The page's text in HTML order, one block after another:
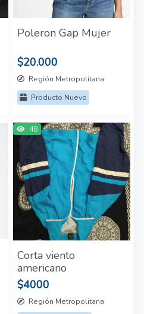
Poleron Gap Mujer
$20.000
Región Metropolitana
Producto Nuevo
48
Corta viento
americano
$4000
Región Metropolitana